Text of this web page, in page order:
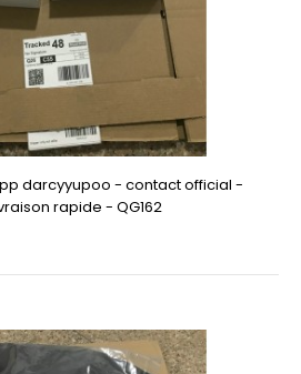
darcyyupoo - contact official -
rapide - QG162